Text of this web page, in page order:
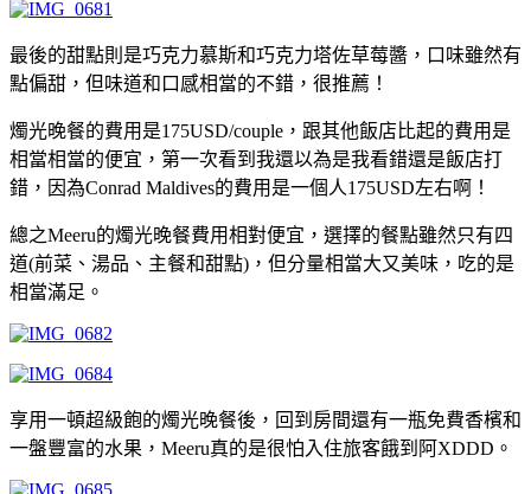
最後的甜點則是巧克力慕斯和巧克力塔佐草莓醬，口味雖然有
點偏甜，但味道和口感相當的不錯，很推薦！
燭光晚餐的費用是175USD/couple，跟其他飯店比起的費用是
相當相當的便宜，第一次看到我還以為是我看錯還是飯店打
錯，因為Conrad Maldives的費用是一個人175USD左右啊！
總之Meeru的燭光晚餐費用相對便宜，選擇的餐點雖然只有四
道(前菜、湯品、主餐和甜點)，但分量相當大又美味，吃的是
相當滿足。
享用一頓超級飽的燭光晚餐後，回到房間還有一瓶免費香檳和
一盤豐富的水果，Meeru真的是很怕入住旅客餓到阿XDDD。